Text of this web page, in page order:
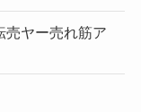
売ヤー売れ筋ア